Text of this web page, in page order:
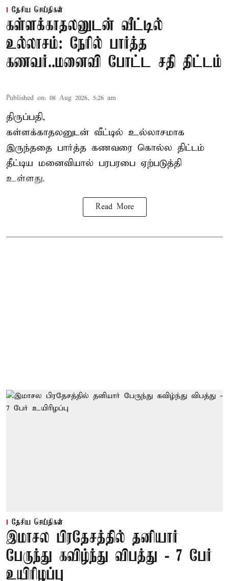
தேசிய செய்திகள்
கள்ளக்காதலனுடன் வீட்டில்
உல்லாசம்: நேரில் பார்த்த
கணவர்..மனைவி போட்ட சதி திட்டம்
Published on: 08 Aug 2026, 5:26 am
திருப்பதி,
கள்ளக்காதலனுடன் வீட்டில் உல்லாசமாக
இருந்ததை பார்த்த கணவரை கொல்ல திட்டம்
தீட்டிய மனைவியால் பரபரபை ஏற்படுத்தி
உள்ளது.
Read More
தேசிய செய்திகள்
இமாசல பிரதேசத்தில் தனியார்
பேருந்து கவிழ்ந்து விபத்து - 7 பேர்
உயிரிழப்பு